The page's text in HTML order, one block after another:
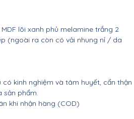
lõi xanh phủ melamine trắng 2
(ngoài ra còn có vải nhung nỉ / da
kinh nghiệm và tâm huyết, cẩn thận
sản phẩm.
khi nhận hàng (COD)